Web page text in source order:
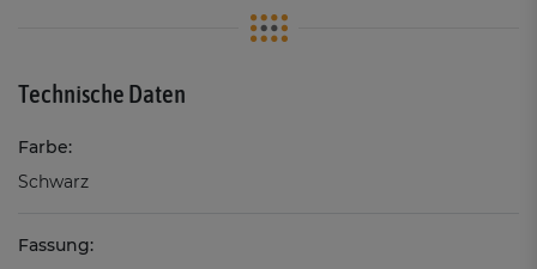
Technische Daten
Farbe:
Schwarz
Fassung: